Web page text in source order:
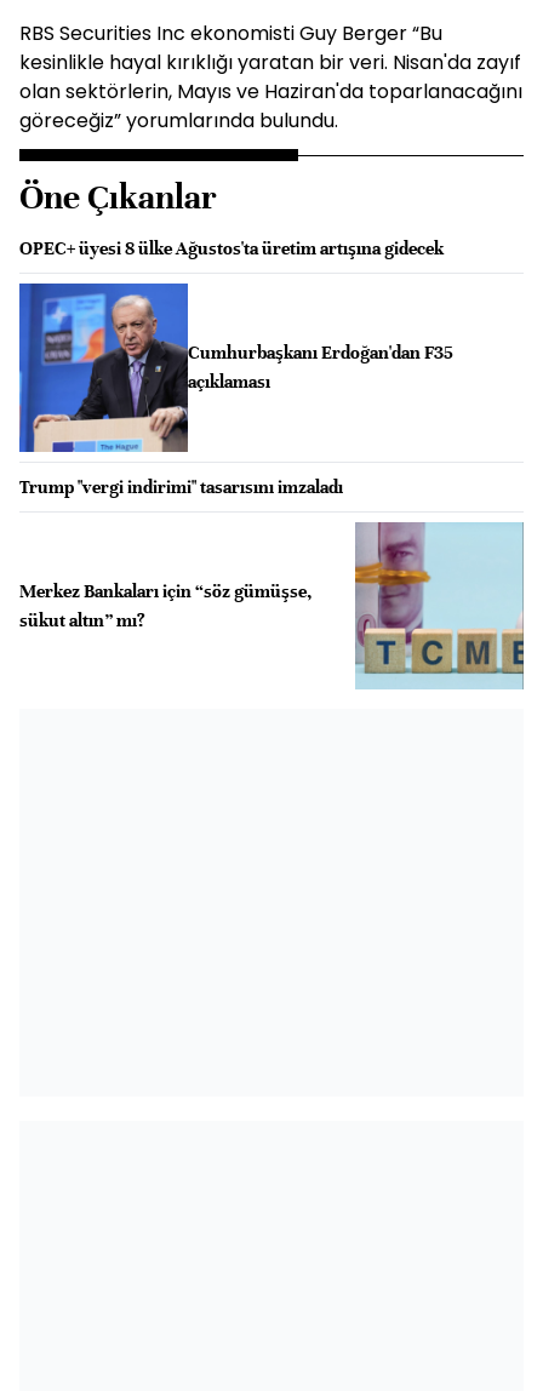
RBS Securities Inc ekonomisti Guy Berger “Bu
kesinlikle hayal kırıklığı yaratan bir veri. Nisan'da zayıf
olan sektörlerin, Mayıs ve Haziran'da toparlanacağını
göreceğiz” yorumlarında bulundu.
Öne Çıkanlar
OPEC+ üyesi 8 ülke Ağustos'ta üretim artışına gidecek
Cumhurbaşkanı Erdoğan'dan F35
açıklaması
Trump "vergi indirimi" tasarısını imzaladı
Merkez Bankaları için “söz gümüşse,
sükut altın” mı?